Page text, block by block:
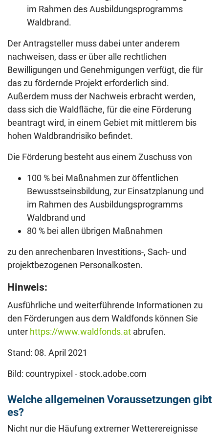
im Rahmen des Ausbildungsprogramms
Waldbrand.
Der Antragsteller muss dabei unter anderem
nachweisen, dass er über alle rechtlichen
Bewilligungen und Genehmigungen verfügt, die für
das zu fördernde Projekt erforderlich sind.
Außerdem muss der Nachweis erbracht werden,
dass sich die Waldfläche, für die eine Förderung
beantragt wird, in einem Gebiet mit mittlerem bis
hohen Waldbrandrisiko befindet.
Die Förderung besteht aus einem Zuschuss von
100 % bei Maßnahmen zur öffentlichen
Bewusstseinsbildung, zur Einsatzplanung und
im Rahmen des Ausbildungsprogramms
Waldbrand und
80 % bei allen übrigen Maßnahmen
zu den anrechenbaren Investitions-, Sach- und
projektbezogenen Personalkosten.
Hinweis:
Ausführliche und weiterführende Informationen zu
den Förderungen aus dem Waldfonds können Sie
unter https://www.waldfonds.at abrufen.
Stand: 08. April 2021
Bild: countrypixel - stock.adobe.com
Welche allgemeinen Voraussetzungen gibt
es?
Nicht nur die Häufung extremer Wetterereignisse